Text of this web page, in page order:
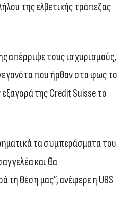
της ελβετικής τράπεζας
απέρριψε τους ισχυρισμούς,
που ήρθαν στο φως το
της Credit Suisse το
τα συμπεράσματα του
και θα
τη θέση μας”, ανέφερε η UBS